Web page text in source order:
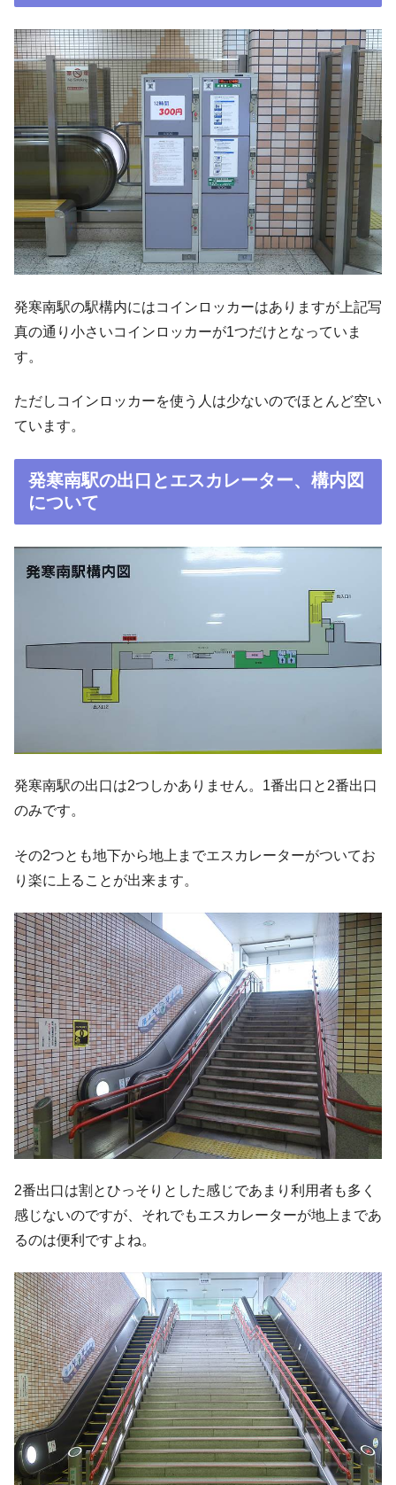
発寒南駅の駅構内にはコインロッカーはありますが上記写
真の通り小さいコインロッカーが1つだけとなっていま
す。
ただしコインロッカーを使う人は少ないのでほとんど空い
ています。
発寒南駅の出口とエスカレーター、構内図
について
発寒南駅の出口は2つしかありません。1番出口と2番出口
のみです。
その2つとも地下から地上までエスカレーターがついてお
り楽に上ることが出来ます。
2番出口は割とひっそりとした感じであまり利用者も多く
感じないのですが、それでもエスカレーターが地上まであ
るのは便利ですよね。